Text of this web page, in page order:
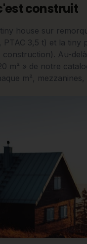
construit
house sur
PTAC 3,5 t) et la tiny
Au-
m² » de notre
m², mezzanines,